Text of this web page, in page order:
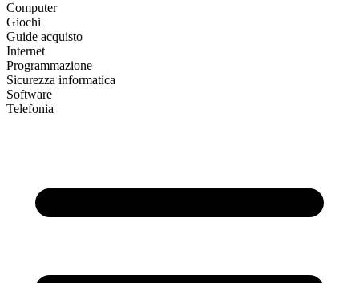
Computer
Giochi
Guide acquisto
Internet
Programmazione
Sicurezza informatica
Software
Telefonia